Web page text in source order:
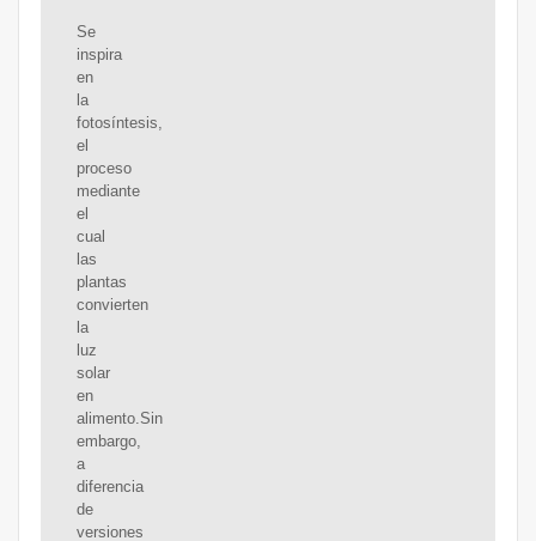
Se
inspira
en
la
fotosíntesis,
el
proceso
mediante
el
cual
las
plantas
convierten
la
luz
solar
en
alimento.Sin
embargo,
a
diferencia
de
versiones